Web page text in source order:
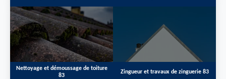
Nettoyage et démoussage de toiture
83
Zingueur et travaux de zinguerie 83